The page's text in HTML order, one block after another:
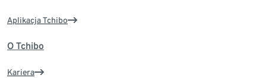
Aplikacja Tchibo
O Tchibo
Kariera